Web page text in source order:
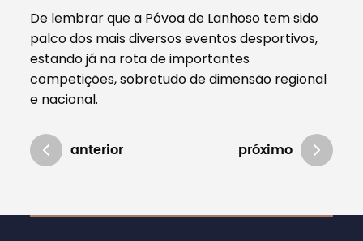
De lembrar que a Póvoa de Lanhoso tem sido
palco dos mais diversos eventos desportivos,
estando já na rota de importantes
competições, sobretudo de dimensão regional
e nacional.
anterior próximo
Atualizado em 08/05/2019